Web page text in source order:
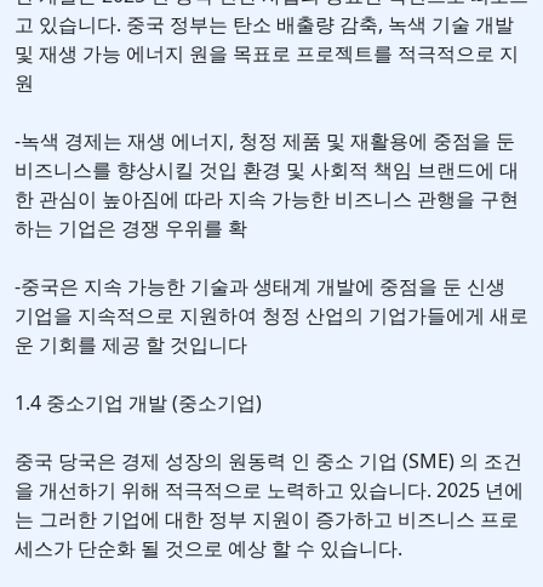
고 있습니다. 중국 정부는 탄소 배출량 감축, 녹색 기술 개발
및 재생 가능 에너지 원을 목표로 프로젝트를 적극적으로 지
원
-녹색 경제는 재생 에너지, 청정 제품 및 재활용에 중점을 둔
비즈니스를 향상시킬 것입 환경 및 사회적 책임 브랜드에 대
한 관심이 높아짐에 따라 지속 가능한 비즈니스 관행을 구현
하는 기업은 경쟁 우위를 확
-중국은 지속 가능한 기술과 생태계 개발에 중점을 둔 신생
기업을 지속적으로 지원하여 청정 산업의 기업가들에게 새로
운 기회를 제공 할 것입니다
1.4 중소기업 개발 (중소기업)
중국 당국은 경제 성장의 원동력 인 중소 기업 (SME) 의 조건
을 개선하기 위해 적극적으로 노력하고 있습니다. 2025 년에
는 그러한 기업에 대한 정부 지원이 증가하고 비즈니스 프로
세스가 단순화 될 것으로 예상 할 수 있습니다.